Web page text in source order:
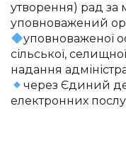
утворення) рад
уповноважений
уповноваженої
сільської,
надання
через Єдиний
електронних